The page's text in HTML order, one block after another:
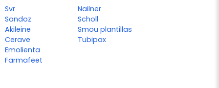
Svr
Sandoz
Akileine
Cerave
Emolienta
Farmafeet
Nailner
Scholl
Smou plantillas
Tubipax